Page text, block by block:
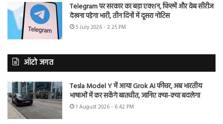
Telegram पर सरकार का बड़ा एक्शन, फिल्में और वेब सीरीज
देखना पड़ेगा भारी, तीन दिनों में दूसरा नोटिस
5 July 2026 - 2:25 PM
ऑटो जगत
Tesla Model Y में आया Grok AI फीचर, अब भारतीय
भाषाओं में कर सकेंगे बातचीत, जानिए क्या-क्या बदलेगा
1 August 2026 - 6:42 PM